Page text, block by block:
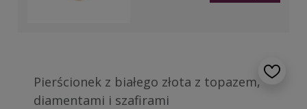
Pierścionek z białego złota z topazem,
diamentami i szafirami